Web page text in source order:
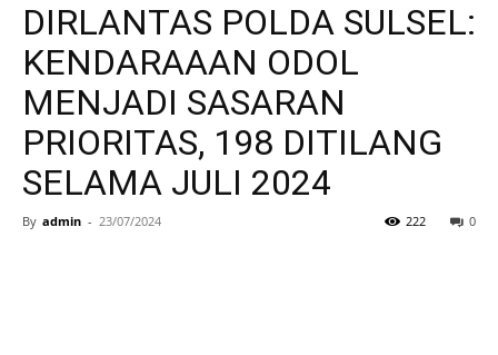
DIRLANTAS POLDA SULSEL:
KENDARAAAN ODOL
MENJADI SASARAN
PRIORITAS, 198 DITILANG
SELAMA JULI 2024
By admin - 23/07/2024 0
222